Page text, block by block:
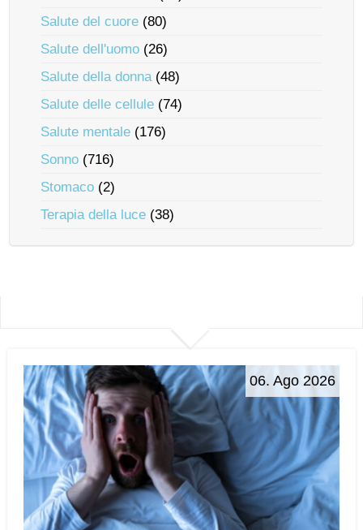
Salute del cuore (80)
Salute dell'uomo (26)
Salute della donna(48)
Salute delle cellule (74)
Salute mentale (176)
Sonno (716)
Stomaco (2)
Terapia della luce (38)
06. Ago 2026